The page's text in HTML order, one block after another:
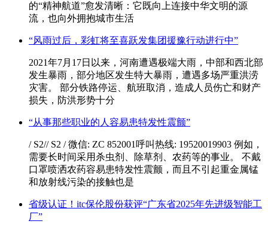
的“精神航道”愈发清晰：它既向上连接中华文明的源
流，也向外拥抱城市生活
“风雨过后，彩虹将至喜跃发集团援豫行动进行中”
2021年7月17日以来，河南遭遇极端大雨，中部和西北部
发生暴雨，部分地区发生特大暴雨，遭遇多场严重洪涝
灾害。 部分铁路停运、航班取消，造成人员伤亡和财产
损失，防洪形势十分
“从事那些职业的人容易患特发性震颤”
/ S2// S2 / 微信: ZC 852001呼叫热线: 19520019903 例如，
需要长时间采用杀虫剂、除草剂、农药等的事业。 不戴
口罩喷洒农药容易患特发性震颤，而且不引起重金属锰
和放射线污染的接触也是
省级认证！itc保伦股份获评“广东省2025年先进级智能工
厂”